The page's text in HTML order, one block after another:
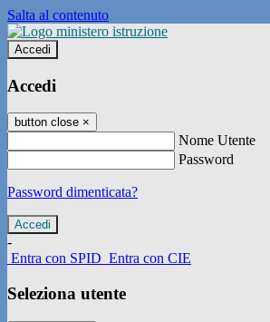
Salta al contenuto
Accedi
Accedi
button close ×
Nome Utente
Password
Password dimenticata?
-
Entra con SPID Entra con CIE
Seleziona utente